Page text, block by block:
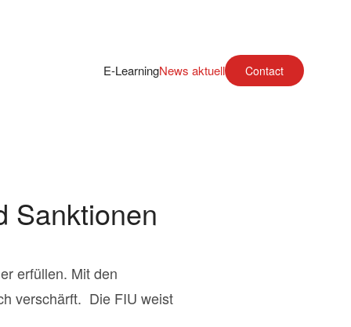
E-LearningNews aktuell Contact
Sanktionen
erfüllen. Mit den
verschärft. Die FIU weist